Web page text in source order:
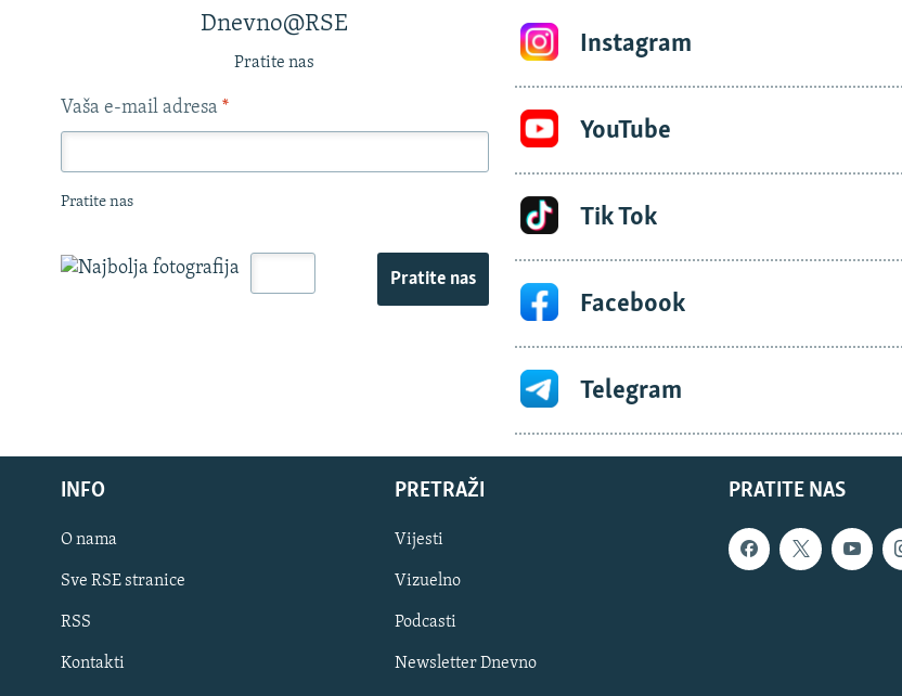
Dnevno@RSE
Pratite nas
Vaša e-mail adresa *
Pratite nas
Pratite nas
Instagram
YouTube
Tik Tok
Facebook
Telegram
PRATITE NAS
INFO
O nama
Sve RSE stranice
RSS
Kontakti
PRETRAŽI
Vijesti
Vizuelno
Podcasti
Newsletter Dnevno